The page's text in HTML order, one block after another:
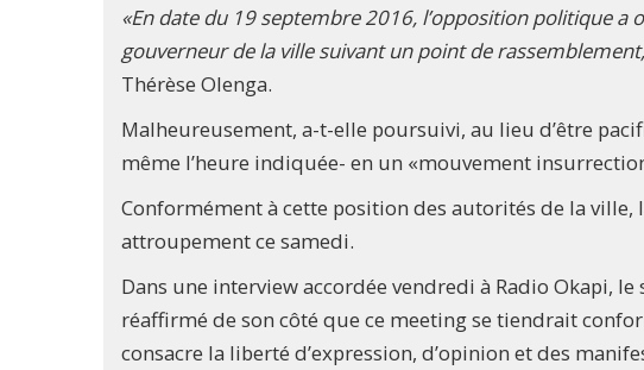
«En date du 19 septembre 2016, l’opposition politique
gouverneur de la ville suivant un point de
Thérèse Olenga.
Malheureusement, a-t-elle poursuivi, au lieu d’être
même l’heure indiquée- en un «mouvement
Conformément à cette position des autorités de la
attroupement ce samedi.
Dans une interview accordée vendredi à Radio Okapi, le
réaffirmé de son côté que ce meeting se tiendrait
consacre la liberté d’expression, d’opinion et des